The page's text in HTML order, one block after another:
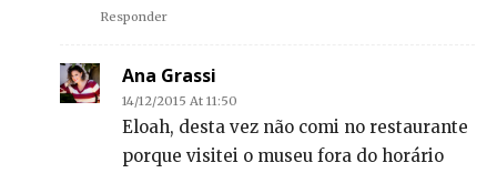
Responder
Ana Grassi
14/12/2015 At 11:50
Eloah, desta vez não comi no restaurante
porque visitei o museu fora do horário